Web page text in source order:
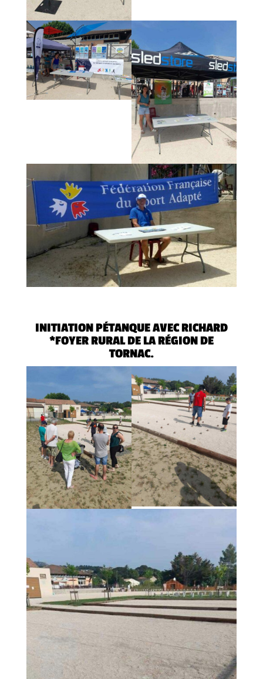
INITIATION PÉTANQUE AVEC RICHARD
*FOYER RURAL DE LA RÉGION DE
TORNAC.